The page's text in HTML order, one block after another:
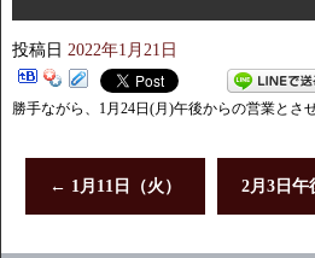
投稿日 2022年1月21日
勝手ながら、1月24日(月)午後からの営業とさ
← 1月11日（火） 2月3日午